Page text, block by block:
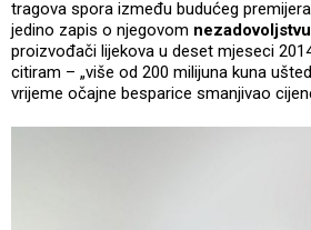
tragova spora između budućeg
jedino zapis o njegovom nezadovoljstvu
proizvođači lijekova u deset mjeseci
citiram – „više od 200 milijuna kuna
vrijeme očajne besparice smanjivao